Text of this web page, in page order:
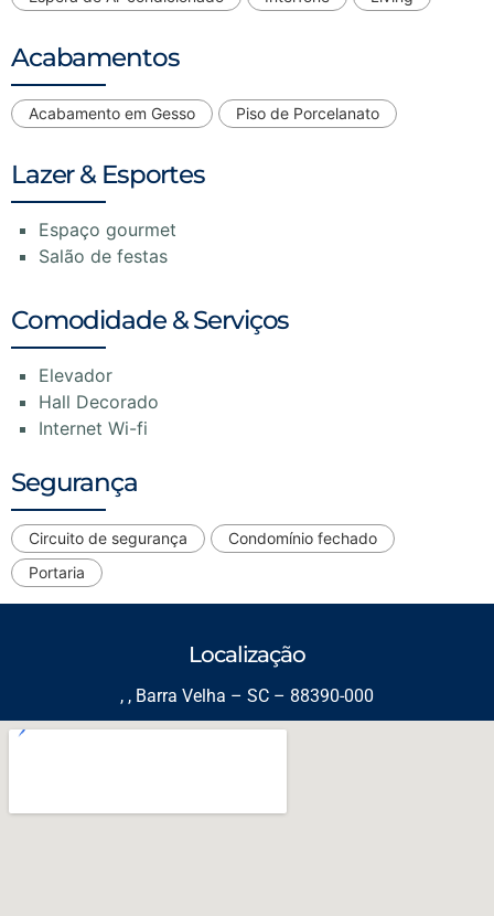
Acabamentos
Acabamento em Gesso Piso de Porcelanato
Lazer & Esportes
Espaço gourmet
Salão de festas
Comodidade & Serviços
Elevador
Hall Decorado
Internet Wi-fi
Segurança
Circuito de segurança
Condomínio fechado
Portaria
Localização
, , Barra Velha – SC – 88390-000